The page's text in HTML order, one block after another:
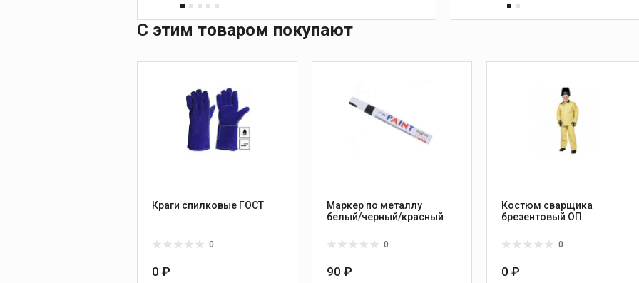
С этим товаром покупают
Краги спилковые ГОСТ
0
0 ₽
Маркер по металлу
белый/черный/красный
0
90 ₽
Костюм сварщика
брезентовый ОП
0
0 ₽